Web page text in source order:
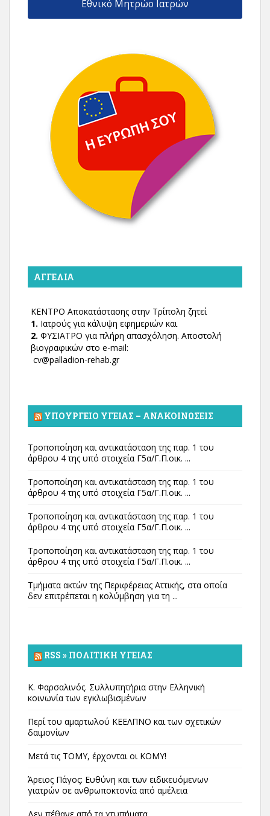
Εθνικό Μητρώο Ιατρών
ΑΓΓΕΛΊΑ
ΚΕΝΤΡΟ Αποκατάστασης στην Τρίπολη ζητεί
1. Ιατρούς για κάλυψη εφημεριών και
2. ΦΥΣΙΑΤΡΟ για πλήρη απασχόληση. Αποστολή
βιογραφικών στο e-mail:
cv@palladion-rehab.gr
ΥΠΟΥΡΓΕΊΟ ΥΓΕΊΑΣ – ΑΝΑΚΟΙΝΏΣΕΙΣ
Τροποποίηση και αντικατάσταση της παρ. 1 του
άρθρου 4 της υπό στοιχεία Γ5α/Γ.Π.οικ. ...
Τροποποίηση και αντικατάσταση της παρ. 1 του
άρθρου 4 της υπό στοιχεία Γ5α/Γ.Π.οικ. ...
Τροποποίηση και αντικατάσταση της παρ. 1 του
άρθρου 4 της υπό στοιχεία Γ5α/Γ.Π.οικ. ...
Τροποποίηση και αντικατάσταση της παρ. 1 του
άρθρου 4 της υπό στοιχεία Γ5α/Γ.Π.οικ. ...
Τμήματα ακτών της Περιφέρειας Αττικής, στα οποία
δεν επιτρέπεται η κολύμβηση για τη ...
RSS » ΠΟΛΙΤΙΚΉ ΥΓΕΊΑΣ
Κ. Φαρσαλινός. Συλλυπητήρια στην Ελληνική
κοινωνία των εγκλωβισμένων
Περί του αμαρτωλού ΚΕΕΛΠΝΟ και των σχετικών
δαιμονίων
Μετά τις ΤΟΜΥ, έρχονται οι ΚΟΜΥ!
Άρειος Πάγος: Ευθύνη και των ειδικευόμενων
γιατρών σε ανθρωποκτονία από αμέλεια
Δεν πέθανε από τα χτυπήματα